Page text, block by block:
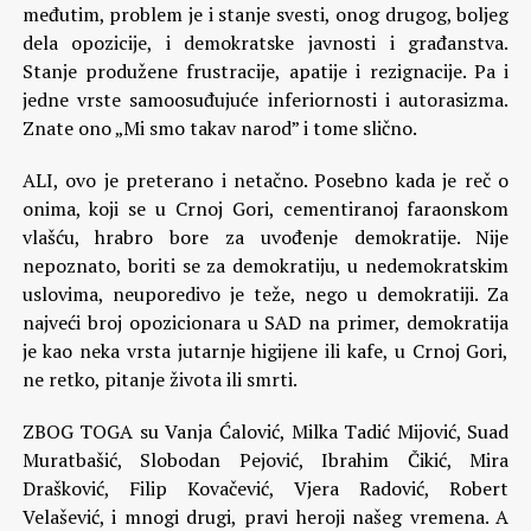
međutim, problem je i stanje svesti, onog drugog, boljeg
dela opozicije, i demokratske javnosti i građanstva.
Stanje produžene frustracije, apatije i rezignacije. Pa i
jedne vrste samoosuđujuće inferiornosti i autorasizma.
Znate ono „Mi smo takav narod” i tome slično.
ALI, ovo je preterano i netačno. Posebno kada je reč o
onima, koji se u Crnoj Gori, cementiranoj faraonskom
vlašću, hrabro bore za uvođenje demokratije. Nije
nepoznato, boriti se za demokratiju, u nedemokratskim
uslovima, neuporedivo je teže, nego u demokratiji. Za
najveći broj opozicionara u SAD na primer, demokratija
je kao neka vrsta jutarnje higijene ili kafe, u Crnoj Gori,
ne retko, pitanje života ili smrti.
ZBOG TOGA su Vanja Ćalović, Milka Tadić Mijović, Suad
Muratbašić, Slobodan Pejović, Ibrahim Čikić, Mira
Drašković, Filip Kovačević, Vjera Radović, Robert
Velašević, i mnogi drugi, pravi heroji našeg vremena. A